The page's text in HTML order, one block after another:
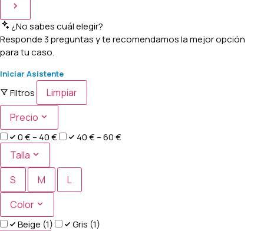
¿No sabes cuál elegir?
Responde 3 preguntas y te recomendamos la mejor opción
para tu caso.
Iniciar Asistente
Filtros
Limpiar
Precio
0 € – 40 € 40 € – 60 €
Talla
S
M
L
Color
Beige (1) Gris (1)